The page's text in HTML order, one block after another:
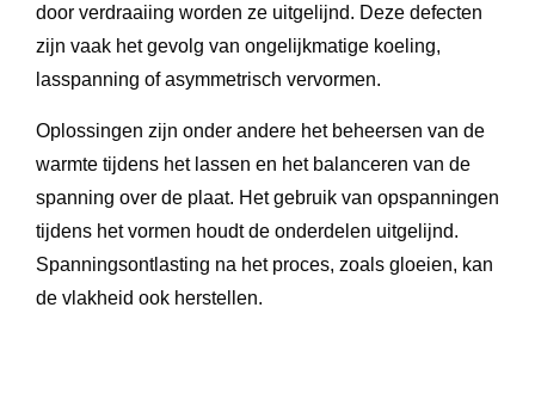
door verdraaiing worden ze uitgelijnd. Deze defecten
zijn vaak het gevolg van ongelijkmatige koeling,
lasspanning of asymmetrisch vervormen.
Oplossingen zijn onder andere het beheersen van de
warmte tijdens het lassen en het balanceren van de
spanning over de plaat. Het gebruik van opspanningen
tijdens het vormen houdt de onderdelen uitgelijnd.
Spanningsontlasting na het proces, zoals gloeien, kan
de vlakheid ook herstellen.